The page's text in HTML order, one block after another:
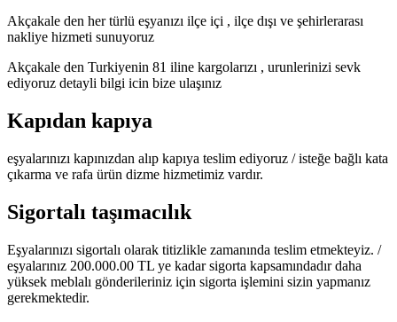
Akçakale den her türlü eşyanızı ilçe içi , ilçe dışı ve şehirlerarası
nakliye hizmeti sunuyoruz
Akçakale den Turkiyenin 81 iline kargolarızı , urunlerinizi sevk
ediyoruz detayli bilgi icin bize ulaşınız
Kapıdan kapıya
eşyalarınızı kapınızdan alıp kapıya teslim ediyoruz / isteğe bağlı kata
çıkarma ve rafa ürün dizme hizmetimiz vardır.
Sigortalı taşımacılık
Eşyalarınızı sigortalı olarak titizlikle zamanında teslim etmekteyiz. /
eşyalarınız 200.000.00 TL ye kadar sigorta kapsamındadır daha
yüksek meblalı gönderileriniz için sigorta işlemini sizin yapmanız
gerekmektedir.